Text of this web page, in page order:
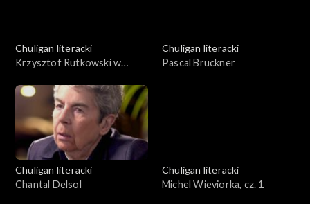
Chuligan literacki
Krzysztof Rutkowski w
Chuligan literacki
Pascal Bruckner
Chuligan literacki
Chantal Delsol
Chuligan literacki
Michel Wieviorka, cz. 1